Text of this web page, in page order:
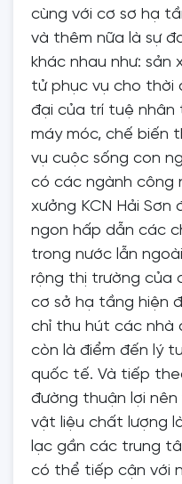
cùng với cơ sơ hạ
và thêm nữa là sự
khác nhau như: sản
tử phục vụ cho thời
đại của trí tuệ nhân
máy móc, chế biến
vụ cuộc sống con
có các ngành công
xưởng KCN Hải
ngon hấp dẫn các
trong nước lẫn
rộng thị trường của
cơ sở hạ tầng hiện
chỉ thu hút các nhà
còn là điểm đến lý
quốc tế. Và tiếp
đường thuận lợi
vật liệu chất lượng
lạc gần các trung
có thể tiếp cận với